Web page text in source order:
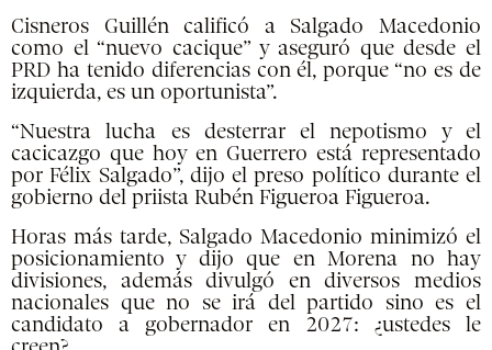
Cisneros Guillén calificó a Salgado Macedonio
como el “nuevo cacique” y aseguró que desde el
PRD ha tenido diferencias con él, porque “no es de
izquierda, es un oportunista”.
“Nuestra lucha es desterrar el nepotismo y el
cacicazgo que hoy en Guerrero está representado
por Félix Salgado”, dijo el preso político durante el
gobierno del priista Rubén Figueroa Figueroa.
Horas más tarde, Salgado Macedonio minimizó el
posicionamiento y dijo que en Morena no hay
divisiones, además divulgó en diversos medios
nacionales que no se irá del partido sino es el
candidato a gobernador en 2027: ¿ustedes le